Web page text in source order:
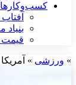
قیمت
» ورزشی »